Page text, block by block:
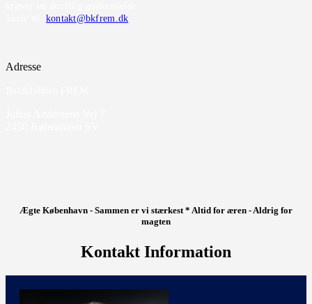
kontakt@bkfrem.dk
Adresse
Ægte København - Sammen er vi stærkest * Altid for æren - Aldrig for
magten
Kontakt Information